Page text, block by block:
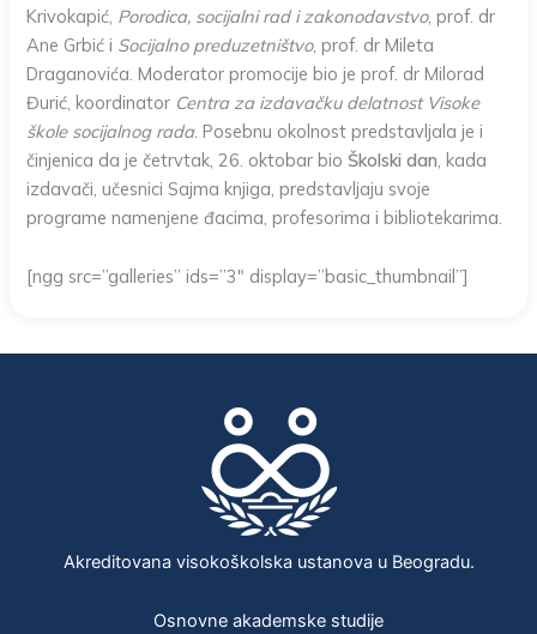
Krivokapić, Porodica, socijalni rad i zakonodavstvo, prof. dr
Ane Grbić i Socijalno preduzetništvo, prof. dr Mileta
Draganovića. Moderator promocije bio je prof. dr Milorad
Đurić, koordinator Centra za izdavačku delatnost Visoke
škole socijalnog rada. Posebnu okolnost predstavljala je i
činjenica da je četrvtak, 26. oktobar bio Školski dan , kada
izdavači, učesnici Sajma knjiga, predstavljaju svoje
programe namenjene đacima, profesorima i bibliotekarima.
[ngg src=”galleries” ids=”3″ display=”basic_thumbnail”]
Akreditovana visokoškolska ustanova u Beogradu.
Osnovne akademske studije